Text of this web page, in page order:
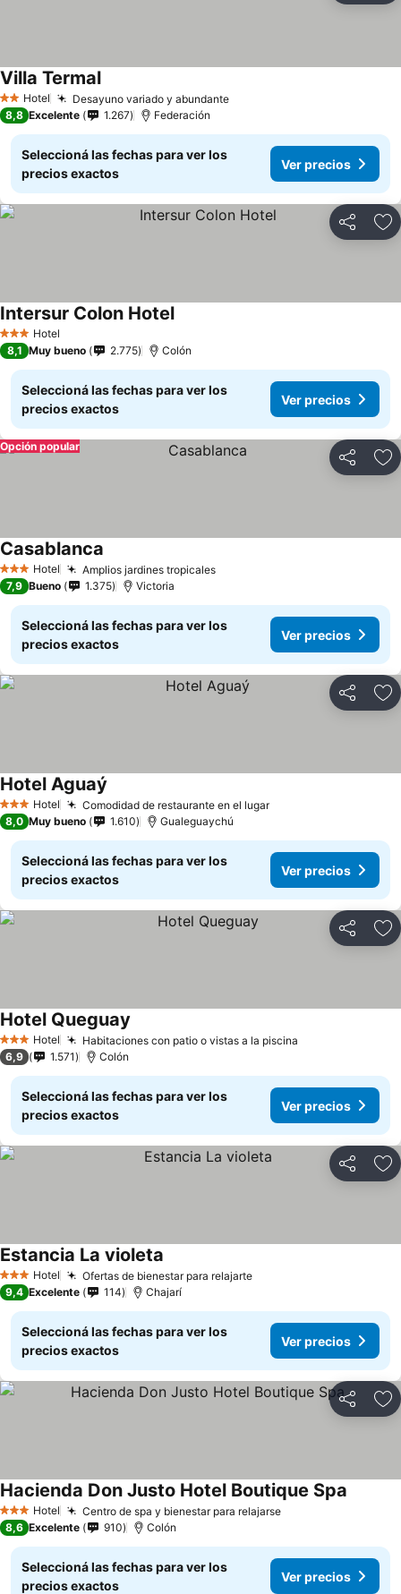
2 Estrellas
Hotel Desayuno variado y abundante
Villa Termal
8,8 Excelente 1.267 Federación
Seleccioná las fechas para ver los
precios exactos
Ver precios
Compartir
3 Estrellas
Hotel
Intersur Colon Hotel
8,1 Muy bueno 2.775 Colón
Seleccioná las fechas para ver los
precios exactos
Ver precios
Compartir
Opción popular
3 Estrellas
Hotel Amplios jardines tropicales
Casablanca
7,9 Bueno 1.375 Victoria
Seleccioná las fechas para ver los
precios exactos
Ver precios
Compartir
3 Estrellas
Hotel Comodidad de restaurante en el lugar
Hotel Aguaý
8,0 Muy bueno 1.610 Gualeguaychú
Seleccioná las fechas para ver los
precios exactos
Ver precios
Compartir
3 Estrellas
Hotel Habitaciones con patio o vistas a la piscina
Hotel Queguay
6,9 1.571 Colón
Seleccioná las fechas para ver los
precios exactos
Ver precios
Compartir
3 Estrellas
Hotel Ofertas de bienestar para relajarte
Estancia La violeta
9,4 Excelente 114 Chajarí
Seleccioná las fechas para ver los
precios exactos
Ver precios
Compartir
3 Estrellas
Hotel Centro de spa y bienestar para relajarse
Hacienda Don Justo Hotel Boutique Spa
8,6 Excelente 910 Colón
Seleccioná las fechas para ver los
precios exactos
Ver precios